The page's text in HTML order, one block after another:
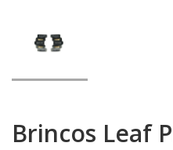
Brincos Leaf